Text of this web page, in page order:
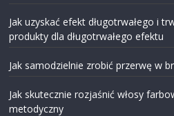
Jak uzyskać efekt długotrwałego i
produkty dla długotrwałego efektu
Jak samodzielnie zrobić przerwę w
Jak skutecznie rozjaśnić włosy
metodyczny